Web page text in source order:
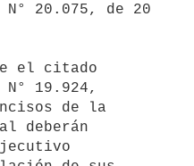
20.075, de 20
19.924,
de la
deberán